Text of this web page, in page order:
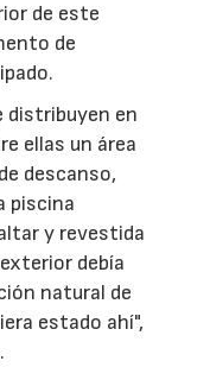
de este
de
distribuyen en
ellas un área
descanso,
piscina
y revestida
debía
natural de
estado ahí",